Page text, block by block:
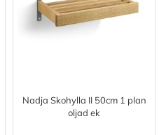
Nadja Skohylla II 50cm 1 plan
oljad ek